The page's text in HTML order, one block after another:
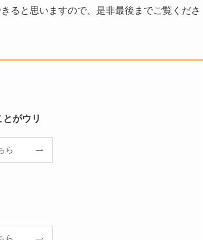
ると思いますので、是非最後までご覧くださ
がウリ
ら